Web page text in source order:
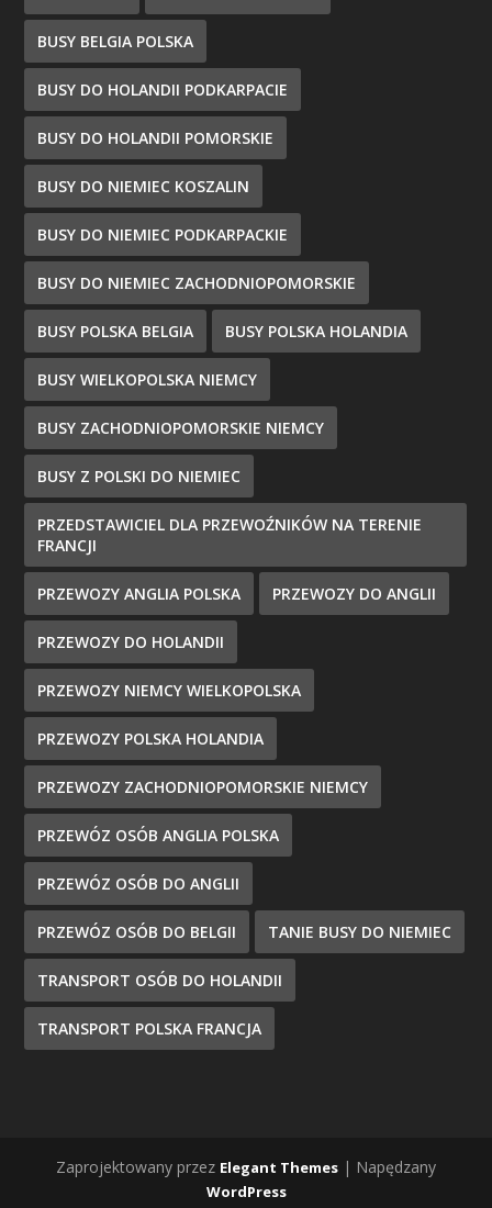
BUSY BELGIA POLSKA
BUSY DO HOLANDII PODKARPACIE
BUSY DO HOLANDII POMORSKIE
BUSY DO NIEMIEC KOSZALIN
BUSY DO NIEMIEC PODKARPACKIE
BUSY DO NIEMIEC ZACHODNIOPOMORSKIE
BUSY POLSKA BELGIA BUSY POLSKA HOLANDIA
BUSY WIELKOPOLSKA NIEMCY
BUSY ZACHODNIOPOMORSKIE NIEMCY
BUSY Z POLSKI DO NIEMIEC
PRZEDSTAWICIEL DLA PRZEWOŹNIKÓW NA TERENIE
FRANCJI
PRZEWOZY ANGLIA POLSKA PRZEWOZY DO ANGLII
PRZEWOZY DO HOLANDII
PRZEWOZY NIEMCY WIELKOPOLSKA
PRZEWOZY POLSKA HOLANDIA
PRZEWOZY ZACHODNIOPOMORSKIE NIEMCY
PRZEWÓZ OSÓB ANGLIA POLSKA
PRZEWÓZ OSÓB DO ANGLII
PRZEWÓZ OSÓB DO BELGII TANIE BUSY DO NIEMIEC
TRANSPORT OSÓB DO HOLANDII
TRANSPORT POLSKA FRANCJA
Zaprojektowany przez Elegant Themes | Napędzany
WordPress